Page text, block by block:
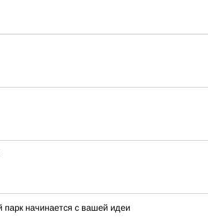
начинается с вашей идеи